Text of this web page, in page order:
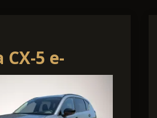
CX-5 e-
G 141 48V
Line